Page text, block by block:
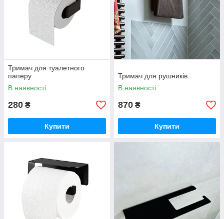
Тримач для туалетного
паперу
В наявності
280 ₴
Купити
Тримач для рушників
В наявності
870 ₴
Купити